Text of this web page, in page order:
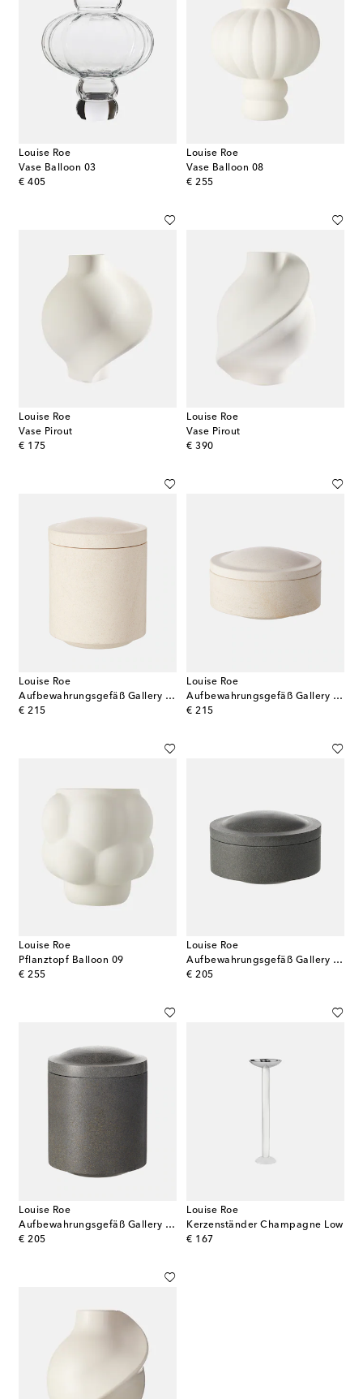
Louise Roe
Vase Balloon 03
€ 405
original price
Louise Roe
Vase Balloon 08
€ 255
original price
Louise Roe
Vase Pirout
€ 175
original price
Louise Roe
Vase Pirout
€ 390
original price
Louise Roe
Aufbewahrungsgefäß Gallery Object 01
€ 215
original price
Louise Roe
Aufbewahrungsgefäß Gallery Object 07
€ 215
original price
Louise Roe
Pflanztopf Balloon 09
€ 255
original price
Louise Roe
Aufbewahrungsgefäß Gallery Object 07
€ 205
original price
Louise Roe
Aufbewahrungsgefäß Gallery Object 01
€ 205
original price
Louise Roe
Kerzenständer Champagne Low
€ 167
original price